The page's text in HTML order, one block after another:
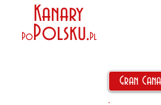
Kanary
PoPolsku.Pl
Gran